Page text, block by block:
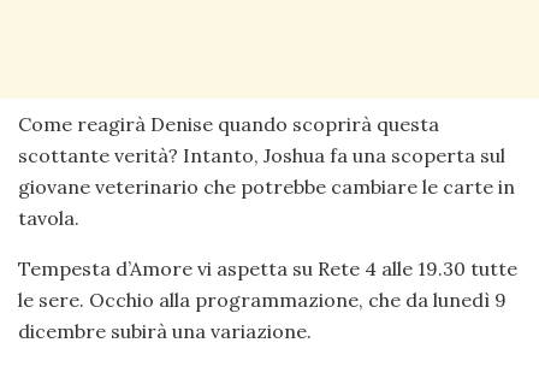
Come reagirà Denise quando scoprirà questa
scottante verità? Intanto, Joshua fa una scoperta sul
giovane veterinario che potrebbe cambiare le carte in
tavola.
Tempesta d’Amore vi aspetta su Rete 4 alle 19.30 tutte
le sere. Occhio alla programmazione, che da lunedì 9
dicembre subirà una variazione.